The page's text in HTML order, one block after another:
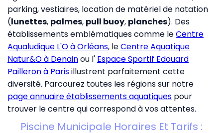
parking, vestiaires, location de matériel de natation
(lunettes, palmes, pull buoy, planches). Des
établissements emblématiques comme leCentre
Aqualudique L'O à Orléans, leCentre Aquatique
Natur&O à Denainou l' Espace Sportif Edouard
Pailleron à Parisillustrent parfaitement cette
diversité. Parcourez toutes les régions sur notre
page annuaire établissements aquatiques pour
trouver le centre qui correspond à vos attentes.
Piscine Municipale Horaires Et Tarifs :